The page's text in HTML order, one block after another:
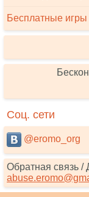
Бесплатные игры
Соц. сети
@eromo_org
Обратная связь /